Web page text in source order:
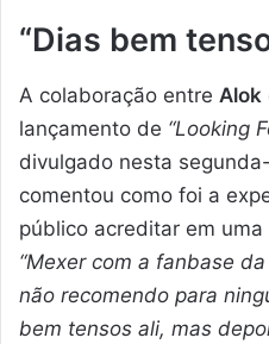
“Dias bem
A colaboração entre Alok
lançamento de “Looking
divulgado nesta
comentou como foi a
público acreditar em
“Mexer com a fanbase
não recomendo para
bem tensos ali, mas